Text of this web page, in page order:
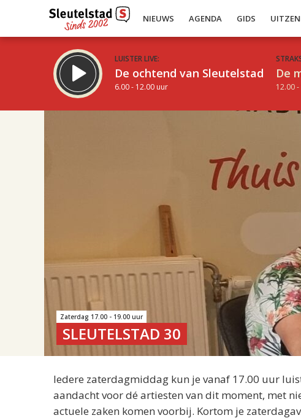
NIEUWS AGENDA GIDS
LUISTER LIVE:
De ochtend van Sleutelstad
6.00 - 12.00 uur
De
12.00
Zaterdag 17.00 - 19.00 uur
SLEUTELSTAD 30
Iedere zaterdagmiddag kun je vanaf 17.00 uur
aandacht voor dé artiesten van dit moment, met
actuele zaken komen voorbij. Kortom je